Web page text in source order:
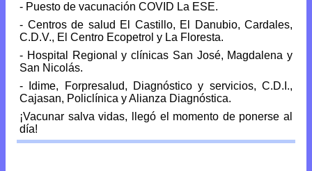
- Puesto de vacunación COVID La ESE.
- Centros de salud El Castillo, El Danubio, Cardales,
C.D.V., El Centro Ecopetrol y La Floresta.
- Hospital Regional y clínicas San José, Magdalena y
San Nicolás.
- Idime, Forpresalud, Diagnóstico y servicios, C.D.I.,
Cajasan, Policlínica y Alianza Diagnóstica.
¡Vacunar salva vidas, llegó el momento de ponerse al
día!